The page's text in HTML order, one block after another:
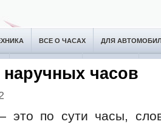
ВСЕ О ЧАСАХ ДЛЯ
часов
это по сути часы,